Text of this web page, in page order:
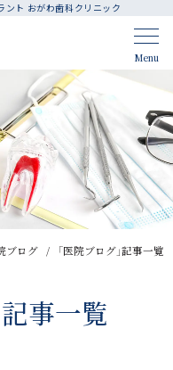
ント おがわ歯科クリニック
Menu
ブログ 「医院ブログ」記事一覧
記事一覧
ス・医院案内
成・採用
せ
ログ
歯周病治療